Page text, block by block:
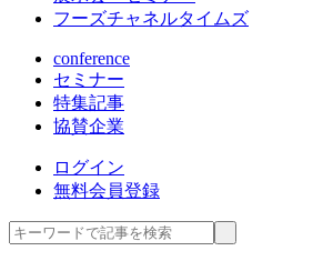
フーズチャネルタイムズ
conference
セミナー
特集記事
協賛企業
ログイン
無料会員登録